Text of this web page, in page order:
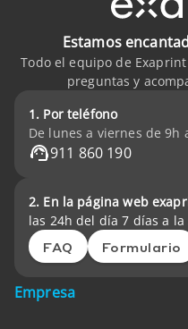
Estamos
Todo el equipo de
preguntas y
1. Por teléfono
De lunes a viernes de 9h
911 860 190
2. En la página web
las 24h del día 7 días a la
FAQ Formulario
Empresa